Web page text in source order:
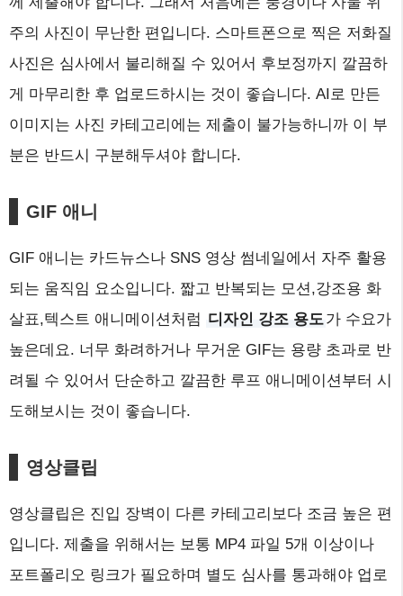
주의 사진이 무난한 편입니다. 스마트폰으로 찍은 저화질
사진은 심사에서 불리해질 수 있어서 후보정까지 깔끔하
게 마무리한 후 업로드하시는 것이 좋습니다. AI로 만든
이미지는 사진 카테고리에는 제출이 불가능하니까 이 부
분은 반드시 구분해두셔야 합니다.
GIF 애니
GIF 애니는 카드뉴스나 SNS 영상 썸네일에서 자주 활용
되는 움직임 요소입니다. 짧고 반복되는 모션,강조용 화
살표,텍스트 애니메이션처럼 디자인 강조 용도가 수요가
높은데요. 너무 화려하거나 무거운 GIF는 용량 초과로 반
려될 수 있어서 단순하고 깔끔한 루프 애니메이션부터 시
도해보시는 것이 좋습니다.
영상클립
영상클립은 진입 장벽이 다른 카테고리보다 조금 높은 편
입니다. 제출을 위해서는 보통 MP4 파일 5개 이상이나
포트폴리오 링크가 필요하며 별도 심사를 통과해야 업로